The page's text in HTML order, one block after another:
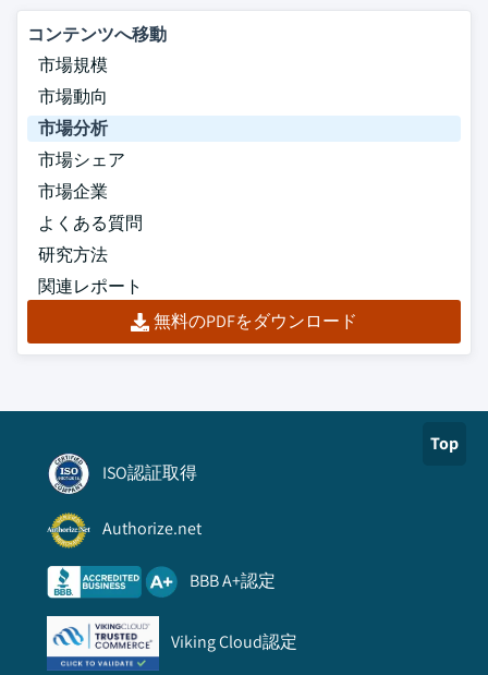
コンテンツへ移動
市場規模
市場動向
市場分析
市場シェア
市場企業
よくある質問
研究方法
関連レポート
無料のPDFをダウンロード
Top
ISO認証取得
Authorize.net
BBB A+認定
Viking Cloud認定